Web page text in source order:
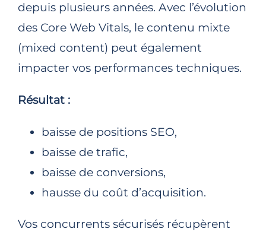
depuis plusieurs années. Avec l’évolution
des Core Web Vitals, le contenu mixte
(mixed content) peut également
impacter vos performances techniques.
Résultat :
baisse de positions SEO,
baisse de trafic,
baisse de conversions,
hausse du coût d’acquisition.
Vos concurrents sécurisés récupèrent